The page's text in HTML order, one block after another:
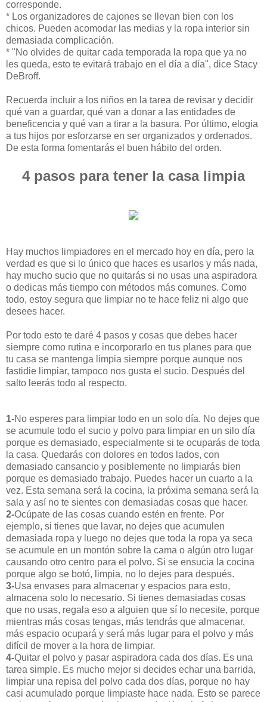
corresponde.
* Los organizadores de cajones se llevan bien con los
chicos. Pueden acomodar las medias y la ropa interior sin
demasiada complicación.
* "No olvides de quitar cada temporada la ropa que ya no
les queda, esto te evitará trabajo en el día a día", dice Stacy
DeBroff.
Recuerda incluir a los niños en la tarea de revisar y decidir
qué van a guardar, qué van a donar a las entidades de
beneficencia y qué van a tirar a la basura. Por último, elogia
a tus hijos por esforzarse en ser organizados y ordenados.
De esta forma fomentarás el buen hábito del orden.
4 pasos para tener la casa limpia
Hay muchos limpiadores en el mercado hoy en día, pero la
verdad es que si lo único que haces es usarlos y más nada,
hay mucho sucio que no quitarás si no usas una aspiradora
o dedicas más tiempo con métodos más comunes. Como
todo, estoy segura que limpiar no te hace feliz ni algo que
desees hacer.
Por todo esto te daré 4 pasos y cosas que debes hacer
siempre como rutina e incorporarlo en tus planes para que
tu casa se mantenga limpia siempre porque aunque nos
fastidie limpiar, tampoco nos gusta el sucio. Después del
salto leerás todo al respecto.
1-No esperes para limpiar todo en un solo día. No dejes que
se acumule todo el sucio y polvo para limpiar en un silo día
porque es demasiado, especialmente si te ocuparás de toda
la casa. Quedarás con dolores en todos lados, con
demasiado cansancio y posiblemente no limpiarás bien
porque es demasiado trabajo. Puedes hacer un cuarto a la
vez. Esta semana será la cocina, la próxima semana será la
sala y así no te sientes con demasiadas cosas que hacer.
2-Ocúpate de las cosas cuando estén en frente. Por
ejemplo, si tienes que lavar, no dejes que acumulen
demasiada ropa y luego no dejes que toda la ropa ya seca
se acumule en un montón sobre la cama o algún otro lugar
causando otro centro para el polvo. Si se ensucia la cocina
porque algo se botó, limpia, no lo dejes para después.
3-Usa envases para almacenar y espacios para esto,
almacena solo lo necesario. Si tienes demasiadas cosas
que no usas, regala eso a alguien que sí lo necesite, porque
mientras más cosas tengas, más tendrás que almacenar,
más espacio ocupará y será más lugar para el polvo y más
difícil de mover a la hora de limpiar.
4-Quitar el polvo y pasar aspiradora cada dos días. Es una
tarea simple. Es mucho mejor si decides echar una barrida,
limpiar una repisa del polvo cada dos días, porque no hay
casi acumulado porque limpiaste hace nada. Esto se parece